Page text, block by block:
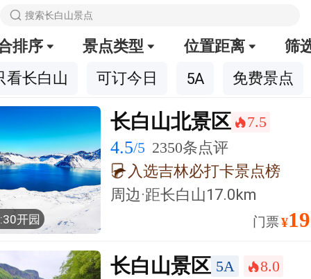
 搜索长白山景点
排序  景点类型  位置距离  筛
看长白山 可订今日 5A 免费景点
开园
长白山北景区 󰺂7.5
4.5/5 2350条点评
入选吉林必打卡景点榜
周边·距长白山17.0km
门票¥
长白山景区 5A 󰺂8.0